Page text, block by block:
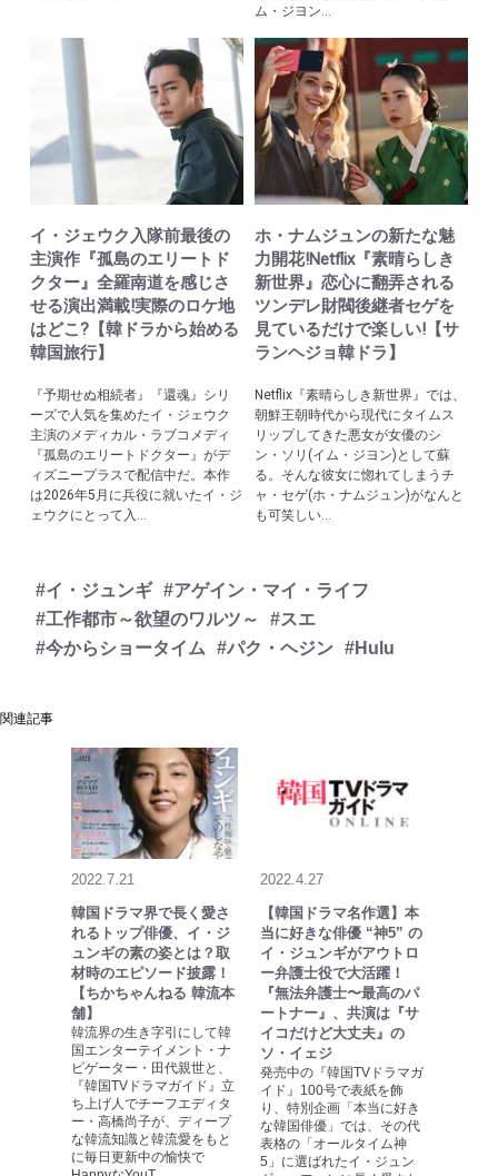
ム・ジヨン...
イ・ジェウク入隊前最後の
主演作『孤島のエリートド
クター』全羅南道を感じさ
せる演出満載!実際のロケ地
はどこ?【韓ドラから始める
韓国旅行】
『予期せぬ相続者』『還魂』シリ
ーズで人気を集めたイ・ジェウク
主演のメディカル・ラブコメディ
『孤島のエリートドクター』がデ
ィズニープラスで配信中だ。本作
は2026年5月に兵役に就いたイ・ジ
ェウクにとって入...
ホ・ナムジュンの新たな魅
力開花!Netflix『素晴らしき
新世界』恋心に翻弄される
ツンデレ財閥後継者セゲを
見ているだけで楽しい!【サ
ランヘジョ韓ドラ】
Netflix『素晴らしき新世界』では、
朝鮮王朝時代から現代にタイムス
リップしてきた悪女が女優のシ
ン・ソリ(イム・ジヨン)として蘇
る。そんな彼女に惚れてしまうチ
ャ・セゲ(ホ・ナムジュン)がなんと
も可笑しい...
#イ・ジュンギ #アゲイン・マイ・ライフ
#工作都市～欲望のワルツ～
#スエ
#今からショータイム
#パク・ヘジン #Hulu
関連記事
2022.7.21
韓国ドラマ界で長く愛さ
れるトップ俳優、イ・ジ
ュンギの素の姿とは？取
材時のエピソード披露！
【ちかちゃんねる 韓流本
舗】
韓流界の生き字引にして韓
国エンターテイメント・ナ
ビゲーター・田代親世と、
『韓国TVドラマガイド』立
ち上げ人でチーフエディタ
ー・高橋尚子が、ディープ
な韓流知識と韓流愛をもと
に毎日更新中の愉快で
2022.4.27
【韓国ドラマ名作選】本
当に好きな俳優 “神5” の
イ・ジュンギがアウトロ
ー弁護士役で大活躍！
『無法弁護士〜最高のパ
ートナー』、共演は『サ
イコだけど大丈夫』の
ソ・イェジ
発売中の『韓国TVドラマガ
イド』100号で表紙を飾
り、特別企画「本当に好き
な韓国俳優」では、その代
表格の「オールタイム神
5」に選ばれたイ・ジュン